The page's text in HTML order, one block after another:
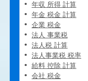
年収 所得 計算
年金 税金 計算
企業 税金
法人 事業税
法人税 計算
法人事業税 税率
給料 控除 計算
会社 税金